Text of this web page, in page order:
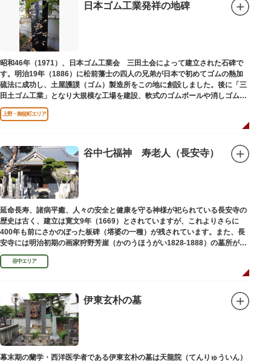
日本ゴム工業発祥の地碑
昭和46年（1971）、日本ゴム工業会 三田土会によって建立された石碑で
す。明治19年（1886）に松前藩士の四人の兄弟が日本で初めてゴムの熱加
硫法に成功し、土屋護謨（ゴム）製造所をこの地に創設しました。後に「三
田土ゴム工業」となり大規模な工場を建設、軟式のゴムボールや消しゴムな
ど新しいゴム製品を次々に開発しました。
上野・御徒町エリア
谷中七福神 寿老人（長安寺）
延命長寿、諸病平癒、人々の安全と健康を守る神様が祀られている長安寺の
歴史は古く、建立は寛文9年（1669）とされていますが、これよりさらに
400年も前にさかのぼった板碑（塔婆の一種）が残されています。また、長
安寺には明治初期の画家狩野芳崖（かのうほうがい1828-1888）の墓所があ
ります。
谷中エリア
伊東玄朴の墓
幕末期の蘭学・西洋医学者である伊東玄朴の墓は天龍院（てんりゅういん）